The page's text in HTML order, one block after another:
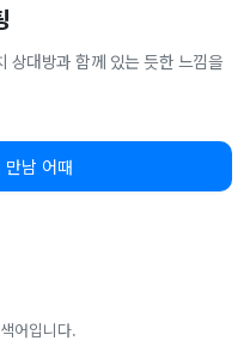
상대방과 함께 있는 듯한 느낌을
만남 어때
어입니다.